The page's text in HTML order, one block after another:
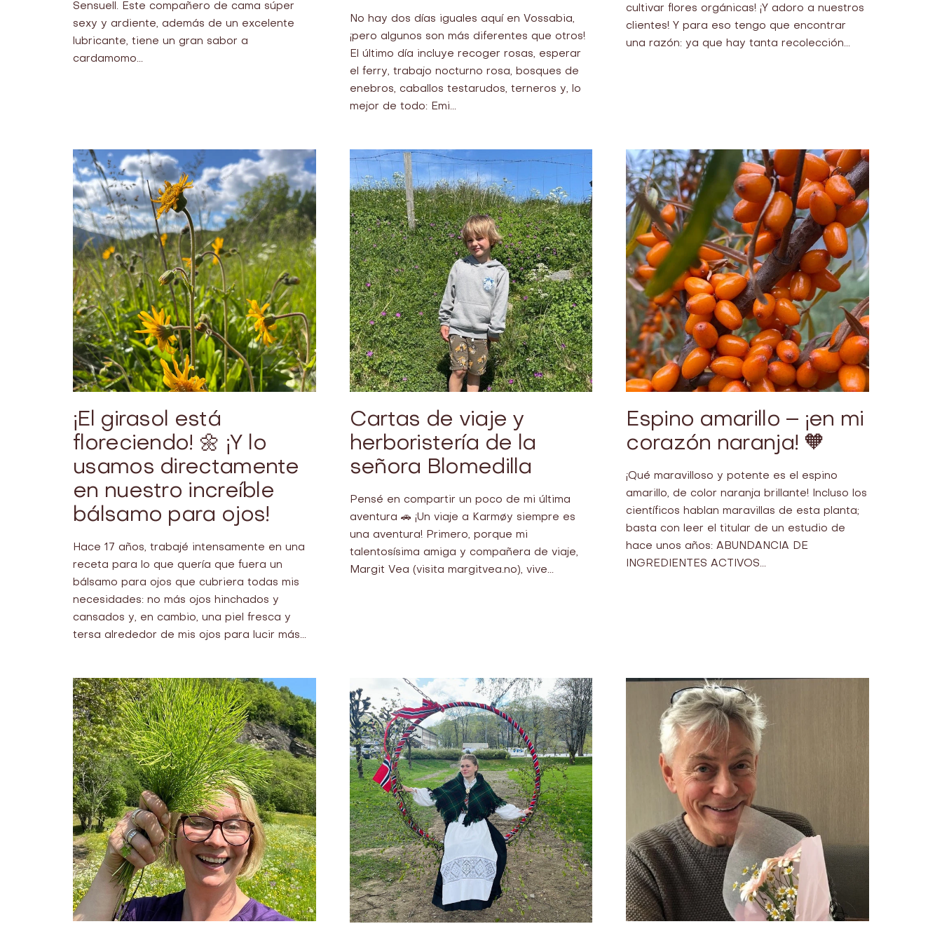
Sensuell. Este compañero de cama súper
sexy y ardiente, además de un excelente
lubricante, tiene un gran sabor a
cardamomo...
No hay dos días iguales aquí en Vossabia,
¡pero algunos son más diferentes que otros!
El último día incluye recoger rosas, esperar
el ferry, trabajo nocturno rosa, bosques de
enebros, caballos testarudos, terneros y, lo
mejor de todo: Emi...
cultivar flores orgánicas! ¡Y adoro a nuestros
clientes! Y para eso tengo que encontrar
una razón: ya que hay tanta recolección...
¡El girasol está
floreciendo! 🌼 ¡Y lo
usamos directamente
en nuestro increíble
bálsamo para ojos!
Hace 17 años, trabajé intensamente en una
receta para lo que quería que fuera un
bálsamo para ojos que cubriera todas mis
necesidades: no más ojos hinchados y
cansados y, en cambio, una piel fresca y
tersa alrededor de mis ojos para lucir más...
Cartas de viaje y
herboristería de la
señora Blomedilla
Pensé en compartir un poco de mi última
aventura 🚗 ¡Un viaje a Karmøy siempre es
una aventura! Primero, porque mi
talentosísima amiga y compañera de viaje,
Margit Vea (visita margitvea.no), vive...
Espino amarillo – ¡en mi
corazón naranja! 🧡
¡Qué maravilloso y potente es el espino
amarillo, de color naranja brillante! Incluso los
científicos hablan maravillas de esta planta;
basta con leer el titular de un estudio de
hace unos años: ABUNDANCIA DE
INGREDIENTES ACTIVOS...